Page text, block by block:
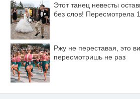
Этот танец невесты
без слов! Пересмотрела
Ржу не переставая, это
пересмотришь не раз